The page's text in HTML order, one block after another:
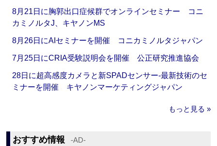
8月21日に胸郭出口症候群でオンラインセミナー コニ
カミノルタJ、キヤノンMS
8月26日にAIセミナーを開催 コニカミノルタジャパン
7月25日にCRIA受験説明会を開催 公正研究推進協会
28日に超高感度カメラと新SPADセンサー‐最新技術のセ
ミナーを開催 キヤノンマーケティングジャパン
もっと見る »
おすすめ情報 ‐AD‐